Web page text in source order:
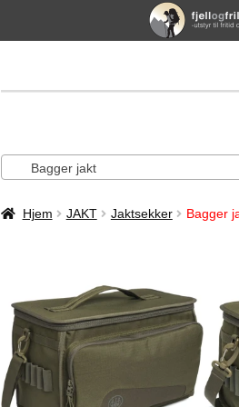
Bagger jakt
Hjem JAKT Jaktsekker Bagger